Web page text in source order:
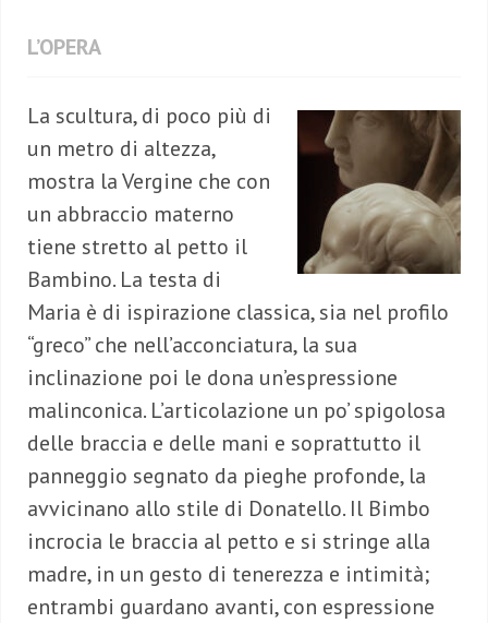
L’OPERA
La scultura, di poco più di
un metro di altezza,
mostra la Vergine che con
un abbraccio materno
tiene stretto al petto il
Bambino. La testa di
Maria è di ispirazione classica, sia nel profilo
“greco” che nell’acconciatura, la sua
inclinazione poi le dona un’espressione
malinconica. L’articolazione un po’ spigolosa
delle braccia e delle mani e soprattutto il
panneggio segnato da pieghe profonde, la
avvicinano allo stile di Donatello. Il Bimbo
incrocia le braccia al petto e si stringe alla
madre, in un gesto di tenerezza e intimità;
entrambi guardano avanti, con espressione